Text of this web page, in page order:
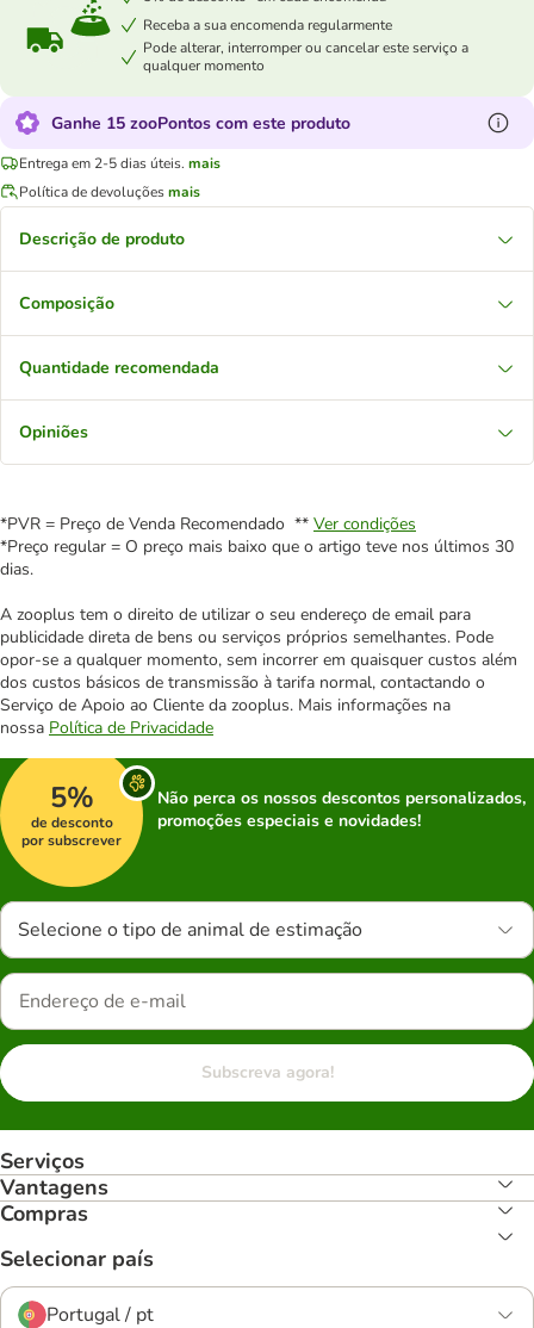
Receba a sua encomenda regularmente
Pode alterar, interromper ou cancelar este serviço a
qualquer momento
Ganhe 15 zooPontos com este produto
Entrega em 2-5 dias úteis. mais
Política de devoluçõesmais
Descrição de produto
Composição
Quantidade recomendada
Opiniões
*PVR = Preço de Venda Recomendado ** Ver condições
*Preço regular = O preço mais baixo que o artigo teve nos últimos 30
dias.
A zooplus tem o direito de utilizar o seu endereço de email para
publicidade direta de bens ou serviços próprios semelhantes. Pode
opor-se a qualquer momento, sem incorrer em quaisquer custos além
dos custos básicos de transmissão à tarifa normal, contactando o
Serviço de Apoio ao Cliente da zooplus. Mais informações na
nossa Política de Privacidade
5%
de desconto
por subscrever
Não perca os nossos descontos personalizados,
promoções especiais e novidades!
Selecione o tipo de animal de estimação
Subscreva agora!
Serviços
Vantagens
Compras
Selecionar país
Portugal / pt